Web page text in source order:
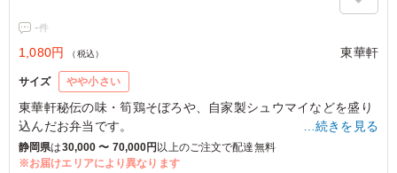
-件
1,080円 （税込） 東華軒
サイズ やや小さい
東華軒秘伝の味・筍鶏そぼろや、自家製シュウマイなどを盛り
込んだお弁当です。
派手さはありませんが、食べるほどにご満足いただける一品で
す。
…続きを見る
静岡県は30,000 〜 70,000円 以上のご注文で配達無料
※お届けエリアにより異なります